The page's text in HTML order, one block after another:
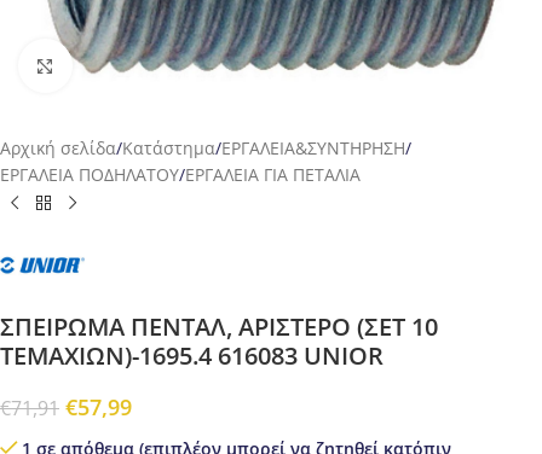
Προβολή
Αρχική σελίδα/Κατάστημα/ΕΡΓΑΛΕΙΑ&ΣΥΝΤΗΡΗΣΗ/
ΕΡΓΑΛΕΙΑ ΠΟΔΗΛΑΤΟΥ/ΕΡΓΑΛΕΙΑ ΓΙΑ ΠΕΤΑΛΙΑ
ΣΠΕΙΡΩΜΑ ΠΕΝΤΑΛ, ΑΡΙΣΤΕΡΟ (ΣΕΤ 10
ΤΕΜΑΧΙΩΝ)-1695.4 616083 UNIOR
€71,91 €57,99
1 σε απόθεμα (επιπλέον μπορεί να ζητηθεί κατόπιν